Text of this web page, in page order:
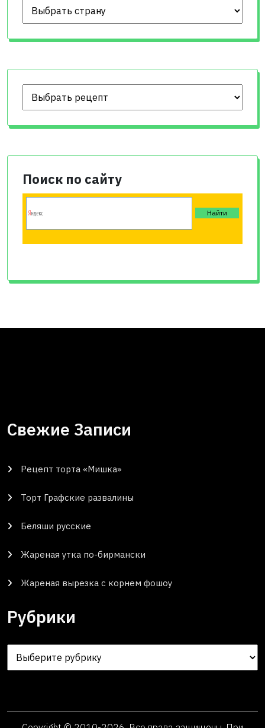
Поиск по сайту
Свежие Записи
Рецепт торта «Мишка»
Торт Графские развалины
Беляши русские
Жареная утка по-бирмански
Жареная вырезка с корнем фошоу
Рубрики
Рубрики